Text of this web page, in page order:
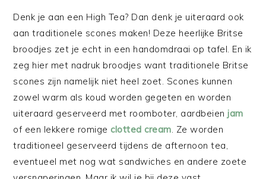
Denk je aan een High Tea? Dan denk je uiteraard ook
aan traditionele scones maken! Deze heerlijke Britse
broodjes zet je echt in een handomdraai op tafel. En ik
zeg hier met nadruk broodjes want traditionele Britse
scones zijn namelijk niet heel zoet. Scones kunnen
zowel warm als koud worden gegeten en worden
uiteraard geserveerd met roomboter, aardbeienjam
of een lekkere romigeclotted cream. Ze worden
traditioneel geserveerd tijdens de afternoon tea,
eventueel met nog wat sandwiches en andere zoete